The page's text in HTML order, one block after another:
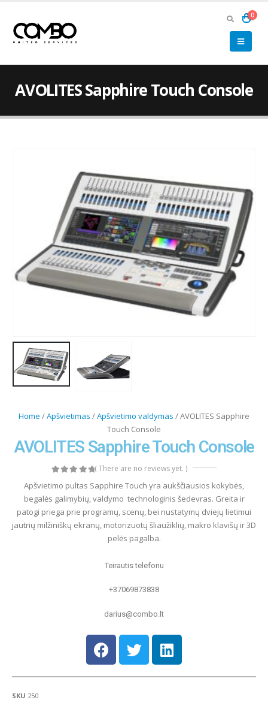
0
AVOLITES Sapphire Touch Console
Home /Apšvietimas /Apšvietimo valdymas / AVOLITES Sapphire
Touch Console
AVOLITES Sapphire Touch Console
( There are no reviews yet. )
Apšvietimo pultas Sapphire Touch yra aukščiausios kokybės,
begalės galimybių, valdymo technologinis šedevras. Greita ir
patogi priega prie programų, scenų, bei nustatymų dviejų lietimui
jautrių milžiniškų ekranų, motorizuotų šliaužiklių, makro klavišų ir 3D
pelės pagalba.
Teirautis telefonu
+37069873838
darius@combo.lt
SKU 250